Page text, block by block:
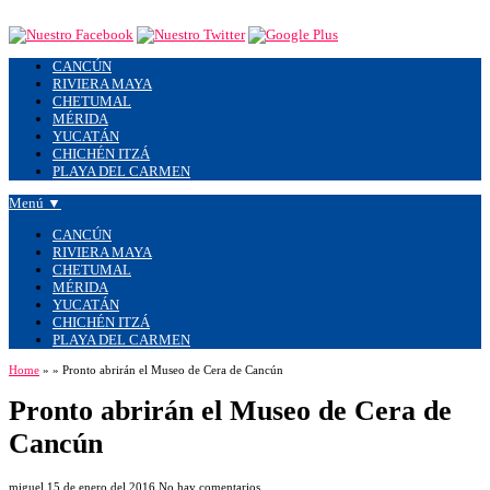
CANCÚN
RIVIERA MAYA
CHETUMAL
MÉRIDA
YUCATÁN
CHICHÉN ITZÁ
PLAYA DEL CARMEN
Menú ▼
CANCÚN
RIVIERA MAYA
CHETUMAL
MÉRIDA
YUCATÁN
CHICHÉN ITZÁ
PLAYA DEL CARMEN
Home » » Pronto abrirán el Museo de Cera de Cancún
Pronto abrirán el Museo de Cera de
Cancún
miguel 15 de enero del 2016 No hay comentarios